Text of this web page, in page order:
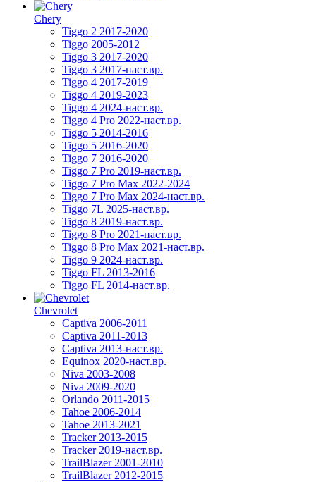
Chery
Tiggo 2 2017-2020
Tiggo 2005-2012
Tiggo 3 2017-2020
Tiggo 3 2017-наст.вр.
Tiggo 4 2017-2019
Tiggo 4 2019-2023
Tiggo 4 2024-наст.вр.
Tiggo 4 Pro 2022-наст.вр.
Tiggo 5 2014-2016
Tiggo 5 2016-2020
Tiggo 7 2016-2020
Tiggo 7 Pro 2019-наст.вр.
Tiggo 7 Pro Max 2022-2024
Tiggo 7 Pro Max 2024-наст.вр.
Tiggo 7L 2025-наст.вр.
Tiggo 8 2019-наст.вр.
Tiggo 8 Pro 2021-наст.вр.
Tiggo 8 Pro Max 2021-наст.вр.
Tiggo 9 2024-наст.вр.
Tiggo FL 2013-2016
Tiggo FL 2014-наст.вр.
Chevrolet
Captiva 2006-2011
Captiva 2011-2013
Captiva 2013-наст.вр.
Equinox 2020-наст.вр.
Niva 2003-2008
Niva 2009-2020
Orlando 2011-2015
Tahoe 2006-2014
Tahoe 2013-2021
Tracker 2013-2015
Tracker 2019-наст.вр.
TrailBlazer 2001-2010
TrailBlazer 2012-2015